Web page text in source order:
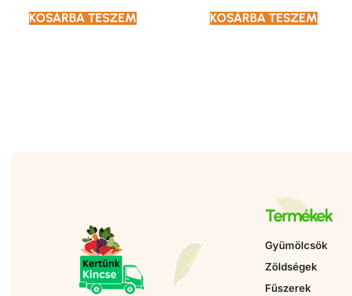
KOSÁRBA TESZEM KOSÁRBA TESZEM
Termékek
Gyümölcsök
Zöldségek
Fűszerek